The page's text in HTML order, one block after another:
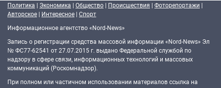
Политика | Экономика | Общество | Происшествия | Фоторепортажи |
Авторское | Интересное | Спорт
Информационное агентство «Nord-News»
Запись о регистрации средства массовой информации «Nord-News» Эл
№ ФС77-62541 от 27.07.2015 г. выдано Федеральной службой по
надзору в сфере связи, информационных технологий и массовых
коммуникаций (Роскомнадзор).
При полном или частичном использовании материалов ссылка на